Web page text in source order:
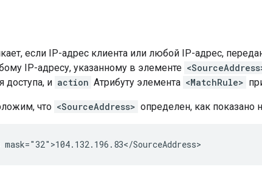
если IP-адрес клиента или любой IP-адрес,
IP-адресу, указанному в элементе
доступа, и action Атрибуту элемента <MatchRule>
что <SourceAddress> определен, как показано